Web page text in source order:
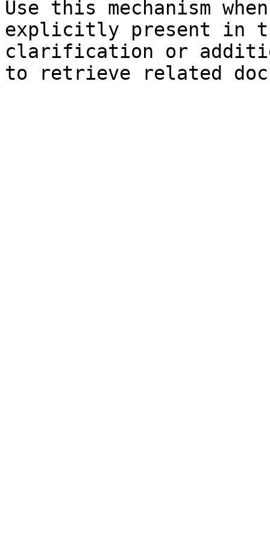
Use this mechanism
explicitly present in
clarification or